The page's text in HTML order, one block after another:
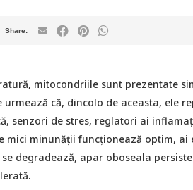
mitocondriile sunt prezentate
urmează că, dincolo de aceasta, ele
senzori de stres, reglatori ai
mici minunăţii funcționează optim,
degradează, apar oboseala